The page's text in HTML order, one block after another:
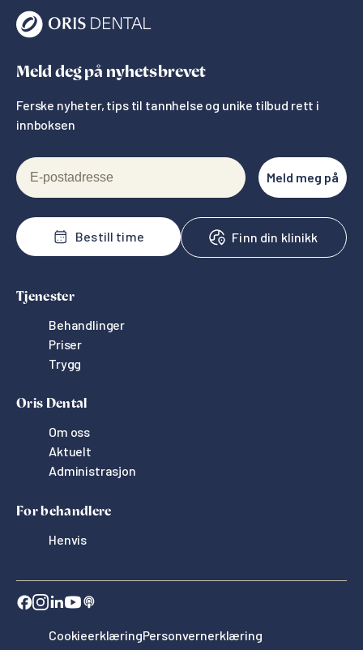
Meld deg på nyhetsbrevet
Ferske nyheter, tips til tannhelse og unike tilbud rett i
innboksen
E-postadresse
Meld meg på
Bestill time Finn din klinikk
Tjenester
Behandlinger
Priser
Trygg
Oris Dental
Om oss
Aktuelt
Administrasjon
For behandlere
Henvis
CookieerklæringPersonvernerklæring